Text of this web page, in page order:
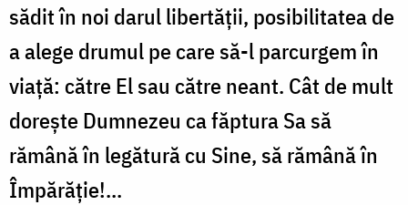
sădit în noi darul libertăţii, posibilitatea de
a alege drumul pe care să-l parcurgem în
viaţă: către El sau către neant. Cât de mult
doreşte Dumnezeu ca făptura Sa să
rămână în legătură cu Sine, să rămână în
Împărăţie!...